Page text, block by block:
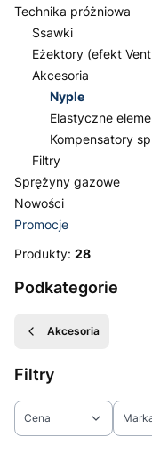
Technika próżniowa
Ssawki
Eżektory (efekt
Akcesoria
Nyple
Elastyczne
Kompensatory
Filtry
Sprężyny gazowe
Nowości
Promocje
Koniec menu
Produkty: 28
Podkategorie
Akcesoria
Filtry
Cena